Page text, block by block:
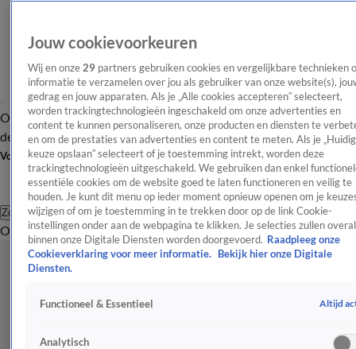
OverzichtAfleveringen Entertainment TV Algemeen
Tip
de redactieNieuwsbrief
Volg Shownieuws
Zoeken
OverzichtEntertainmentSpraakmakendRealityCrimeVideo's
Jouw cookievoorkeuren
Wij en onze 29 partners gebruiken cookies en vergelijkbare technieken
informatie te verzamelen over jou als gebruiker van onze website(s),
gedrag en jouw apparaten. Als je „Alle cookies accepteren” selecteert,
worden trackingtechnologieën ingeschakeld om onze advertenties en
content te kunnen personaliseren, onze producten en diensten te
en om de prestaties van advertenties en content te meten. Als je
keuze opslaan” selecteert of je toestemming intrekt, worden deze
trackingtechnologieën uitgeschakeld. We gebruiken dan enkel
essentiële cookies om de website goed te laten functioneren en veilig te
houden. Je kunt dit menu op ieder moment opnieuw openen om je
wijzigen of om je toestemming in te trekken door op de link Cookie-
instellingen onder aan de webpagina te klikken. Je selecties zullen overal
binnen onze Digitale Diensten worden doorgevoerd. Raadpleeg onze
Cookieverklaring voor meer informatie.
Bekijk hier onze Digitale
Diensten.
Functioneel & Essentieel Altijd
Analytisch